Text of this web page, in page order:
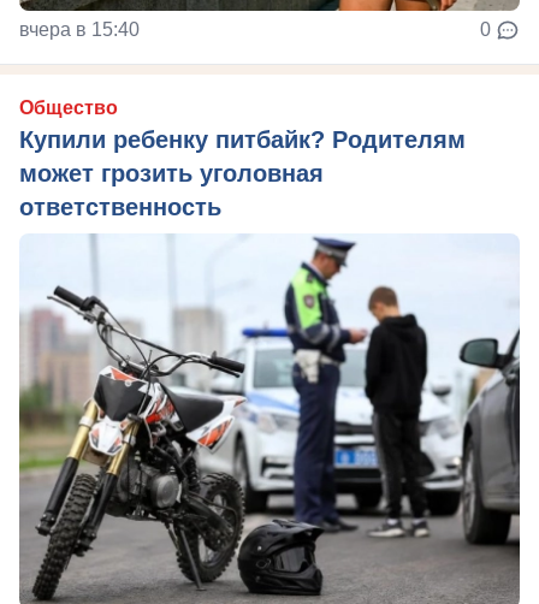
вчера в 15:40 0
Общество
Купили ребенку питбайк? Родителям
может грозить уголовная
ответственность